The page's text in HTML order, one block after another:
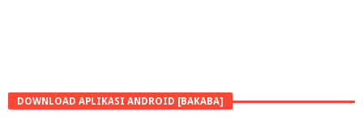
DOWNLOAD APLIKASI ANDROID [BAKABA]